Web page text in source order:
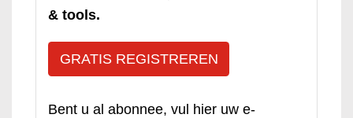
& tools.
GRATIS REGISTREREN
Bent u al abonnee, vul hier uw e-